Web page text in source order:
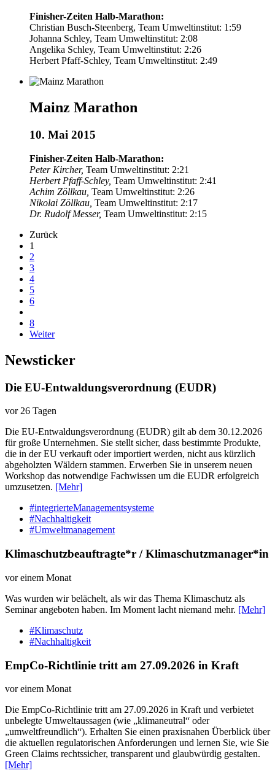
Finisher-Zeiten Halb-Marathon:
Christian Busch-Steenberg, Team Umweltinstitut: 1:59
Johanna Schley, Team Umweltinstitut: 2:08
Angelika Schley, Team Umweltinstitut: 2:26
Herbert Pfaff-Schley, Team Umweltinstitut: 2:49
Mainz Marathon
10. Mai 2015
Finisher-Zeiten Halb-Marathon:
Peter Kircher, Team Umweltinstitut: 2:21
Herbert Pfaff-Schley, Team Umweltinstitut: 2:41
Achim Zöllkau, Team Umweltinstitut: 2:26
Nikolai Zöllkau, Team Umweltinstitut: 2:17
Dr. Rudolf Messer, Team Umweltinstitut: 2:15
Zurück
1
2
3
4
5
6
8
Weiter
Newsticker
Die EU-Entwaldungsverordnung (EUDR)
vor 26 Tagen
Die EU-Entwaldungsverordnung (EUDR) gilt ab dem 30.12.2026
für große Unternehmen. Sie stellt sicher, dass bestimmte Produkte,
die in der EU verkauft oder importiert werden, nicht aus kürzlich
abgeholzten Wäldern stammen. Erwerben Sie in unserem neuen
Workshop das notwendige Fachwissen um die EUDR erfolgreich
umzusetzen. [Mehr]
#integrierteManagementsysteme
#Nachhaltigkeit
#Umweltmanagement
Klimaschutzbeauftragte*r / Klimaschutzmanager*in
vor einem Monat
Was wurden wir belächelt, als wir das Thema Klimaschutz als
Seminar angeboten haben. Im Moment lacht niemand mehr. [Mehr]
#Klimaschutz
#Nachhaltigkeit
EmpCo-Richtlinie tritt am 27.09.2026 in Kraft
vor einem Monat
Die EmpCo-Richtlinie tritt am 27.09.2026 in Kraft und verbietet
unbelegte Umweltaussagen (wie „klimaneutral“ oder
„umweltfreundlich“). Erhalten Sie einen praxisnahen Überblick über
die aktuellen regulatorischen Anforderungen und lernen Sie, wie Sie
Green Claims rechtssicher, transparent und glaubwürdig gestalten.
[Mehr]